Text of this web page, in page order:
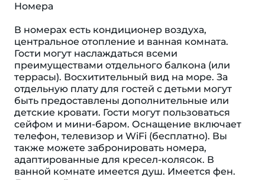
Номера
В номерах есть кондиционер воздуха,
центральное отопление и ванная комната.
Гости могут наслаждаться всеми
преимуществами отдельного балкона (или
террасы). Восхитительный вид на море. За
отдельную плату для гостей с детьми могут
быть предоставлены дополнительные или
детские кровати. Гости могут пользоваться
сейфом и мини-баром. Оснащение включает
телефон, телевизор и WiFi (бесплатно). Вы
также можете забронировать номера,
адаптированные для кресел-колясок. В
ванной комнате имеется душ. Имеется фен.